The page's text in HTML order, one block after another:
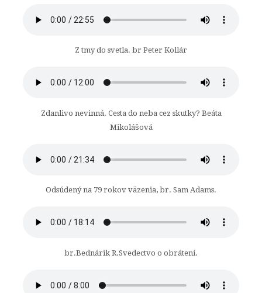
Z tmy do svetla. br Peter Kollár
Zdanlivo nevinná. Cesta do neba cez skutky? Beáta
Mikolášová
Odsúdený na 79 rokov väzenia, br. Sam Adams.
br.Bednárik R.Svedectvo o obrátení.